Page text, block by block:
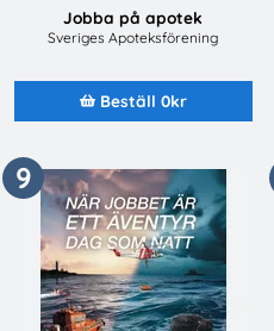
Jobba på apotek
Sveriges Apoteksförening
Beställ 0kr
9